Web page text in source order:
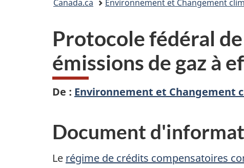
Canada.ca Environnement et Changement
Protocole fédéral
émissions de gaz à
De : Environnement et Changement
Document
Le régime de crédits compensatoires